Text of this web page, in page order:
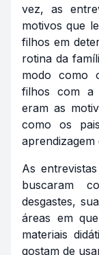
vez, as
motivos que
filhos em
rotina da
modo como
filhos com a
eram as
como os
aprendizagem
As
buscaram
desgastes,
áreas em
materiais
gostam de